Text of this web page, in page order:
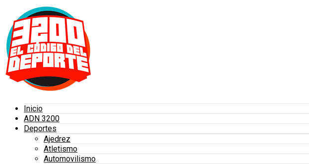
Inicio
ADN 3200
Deportes
Ajedrez
Atletismo
Automovilismo